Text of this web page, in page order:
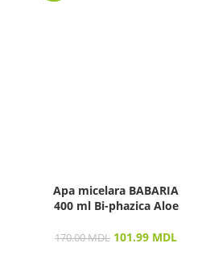
Apa micelara BABARIA
400 ml Bi-phazica Aloe
170.00MDL 101.99 MDL